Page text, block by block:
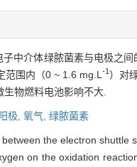
中介体绿脓菌素与电极之
范围内（0 ~ 1.6 mg.L -1 ）对
物燃料电池影响不大.
极, 氧气, 绿脓菌素
the electron shuttle
on the oxidation